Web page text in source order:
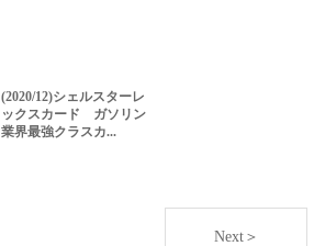
(2020/12)シェルスターレ
ックスカード ガソリン
業界最強クラスカ...
Next＞